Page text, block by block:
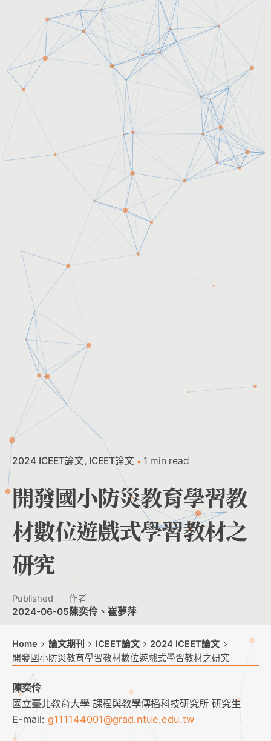
2024 ICEET論文 ICEET論文 1 min read
開發國小防災教育學習教
材數位遊戲式學習教材之
研究
Published
2024-06-05
作者
陳奕伶、崔夢萍
Home 論文期刊 ICEET論文
2024 ICEET論文
開發國小防災教育學習教材數位遊戲式學習教材之研究
陳奕伶
國立臺北教育大學 課程與教學傳播科技研究所 研究生
E-mail: g111144001@grad.ntue.edu.tw